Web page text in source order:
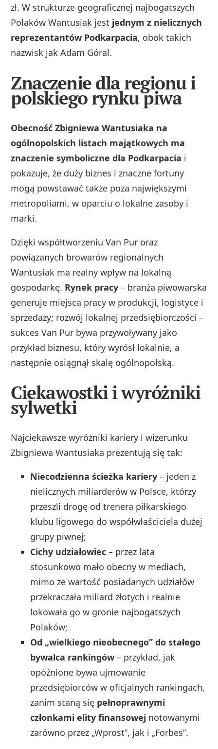
zł. W strukturze geograficznej najbogatszych
Polaków Wantusiak jest jednym z nielicznych
reprezentantów Podkarpacia, obok takich
nazwisk jak Adam Góral.
Znaczenie dla regionu i
polskiego rynku piwa
Obecność Zbigniewa Wantusiaka na
ogólnopolskich listach majątkowych ma
znaczenie symboliczne dla Podkarpacia i
pokazuje, że duży biznes i znaczne fortuny
mogą powstawać także poza największymi
metropoliami, w oparciu o lokalne zasoby i
marki.
Dzięki współtworzeniu Van Pur oraz
powiązanych browarów regionalnych
Wantusiak ma realny wpływ na lokalną
gospodarkę. Rynek pracy – branża piwowarska
generuje miejsca pracy w produkcji, logistyce i
sprzedaży; rozwój lokalnej przedsiębiorczości –
sukces Van Pur bywa przywoływany jako
przykład biznesu, który wyrósł lokalnie, a
następnie osiągnął skalę ogólnopolską.
Ciekawostki i wyróżniki
sylwetki
Najciekawsze wyróżniki kariery i wizerunku
Zbigniewa Wantusiaka prezentują się tak:
Niecodzienna ścieżka kariery – jeden z
nielicznych miliarderów w Polsce, którzy
przeszli drogę od trenera piłkarskiego
klubu ligowego do współwłaściciela dużej
grupy piwnej;
Cichy udziałowiec – przez lata
stosunkowo mało obecny w mediach,
mimo że wartość posiadanych udziałów
przekraczała miliard złotych i realnie
lokowała go w gronie najbogatszych
Polaków;
Od „wielkiego nieobecnego” do stałego
bywalca rankingów – przykład, jak
opóźnione bywa ujmowanie
przedsiębiorców w oficjalnych rankingach,
zanim staną się pełnoprawnymi
członkami elity finansowej notowanymi
zarówno przez „Wprost”, jak i „Forbes”.